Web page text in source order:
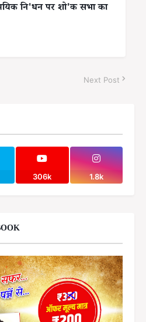
नि'धन पर शो'क सभा का
Next Post
306k 1.8k